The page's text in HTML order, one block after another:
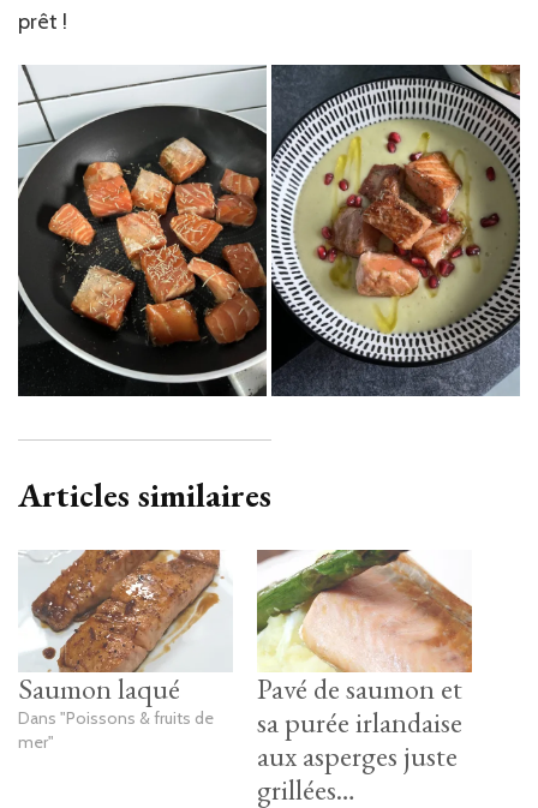
prêt !
Articles similaires
Saumon laqué
Dans "Poissons & fruits de
mer"
Pavé de saumon et
sa purée irlandaise
aux asperges juste
grillées…